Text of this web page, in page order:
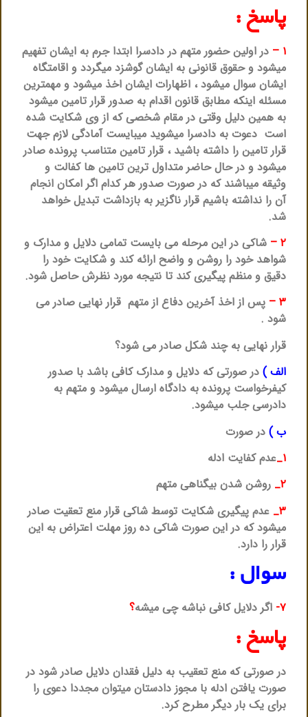
پاسخ :
۱ –
در اولین حضور متهم در دادسرا ابتدا جرم به ایشان تفهیم
میشود و حقوق قانونی به ایشان گوشزد میگردد و اقامتگاه
ایشان سوال میشود ، اظهارات ایشان اخذ میشود و مهمترین
مسئله اینکه مطابق قانون اقدام به صدور قرار تامین میشود
به همین دلیل وقتی در مقام شخصی که از وی شکایت شده
است دعوت به دادسرا میشوید میبایست آمادگی لازم جهت
قرار تامین را داشته باشید ، قرار تامین متناسب پرونده صادر
میشود و در حال حاضر متداول ترین تامین ها کفالت و
وثیقه میباشند که در صورت صدور هر کدام اگر امکان انجام
آن را نداشته باشیم قرار ناگزیر به بازداشت تبدیل خواهد
شد.
۲ –
شاکی در این مرحله می بایست تمامی دلایل و مدارک و
شواهد خود را روشن و واضح ارائه کند و شکایت خود را
دقیق و منظم پیگیری کند تا نتیجه مورد نظرش حاصل شود.
۳ –
پس از اخذ آخرین دفاع از متهم قرار نهایی صادر می
شود .
قرار نهایی به چند شکل صادر می شود؟
الف ) در صورتی که دلایل و مدارک کافی باشد با صدور
کیفرخواست پرونده به دادگاه ارسال میشود و متهم به
دادرسی جلب میشود.
ب ) در صورت
۱_ عدم کفایت ادله
۲_ روشن شدن بیگناهی متهم
۳_ عدم پیگیری شکایت توسط شاکی قرار منع تعقیت صادر
میشود که در این صورت شاکی ده روز مهلت اعتراض به این
قرار را دارد.
سوال :
۷- اگر دلایل کافی نباشه چی میشه؟
پاسخ :
در صورتی که منع تعقیب به دلیل فقدان دلایل صادر شود در
صورت یافتن ادله با مجوز دادستان میتوان مجددا دعوی را
برای یک بار دیگر مطرح کرد.